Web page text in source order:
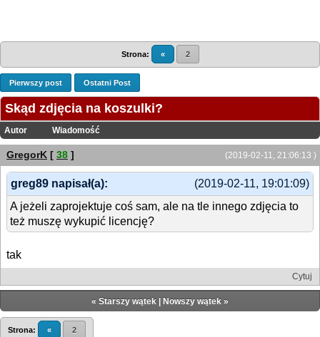
Strona: « 2
Pierwszy post Ostatni Post
Skąd zdjęcia na koszulki?
Autor Wiadomość
(2019-02-11, 21:06:13 )
GregorK [ 38 ]
(2019-02-11, 19:01:09)
greg89 napisał(a):
A jeżeli zaprojektuje coś sam, ale na tle innego zdjęcia to
też muszę wykupić licencję?
tak
Cytuj
« Starszy wątek Nowszy wątek »
Strona: « 2